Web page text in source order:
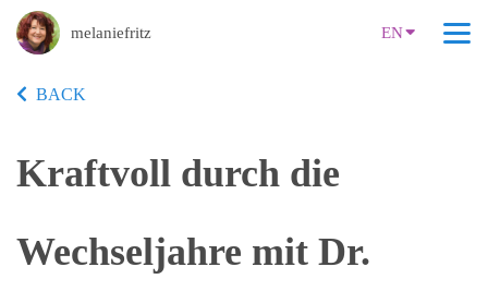
melaniefritz EN
BACK
Kraftvoll durch die
Wechseljahre mit Dr.